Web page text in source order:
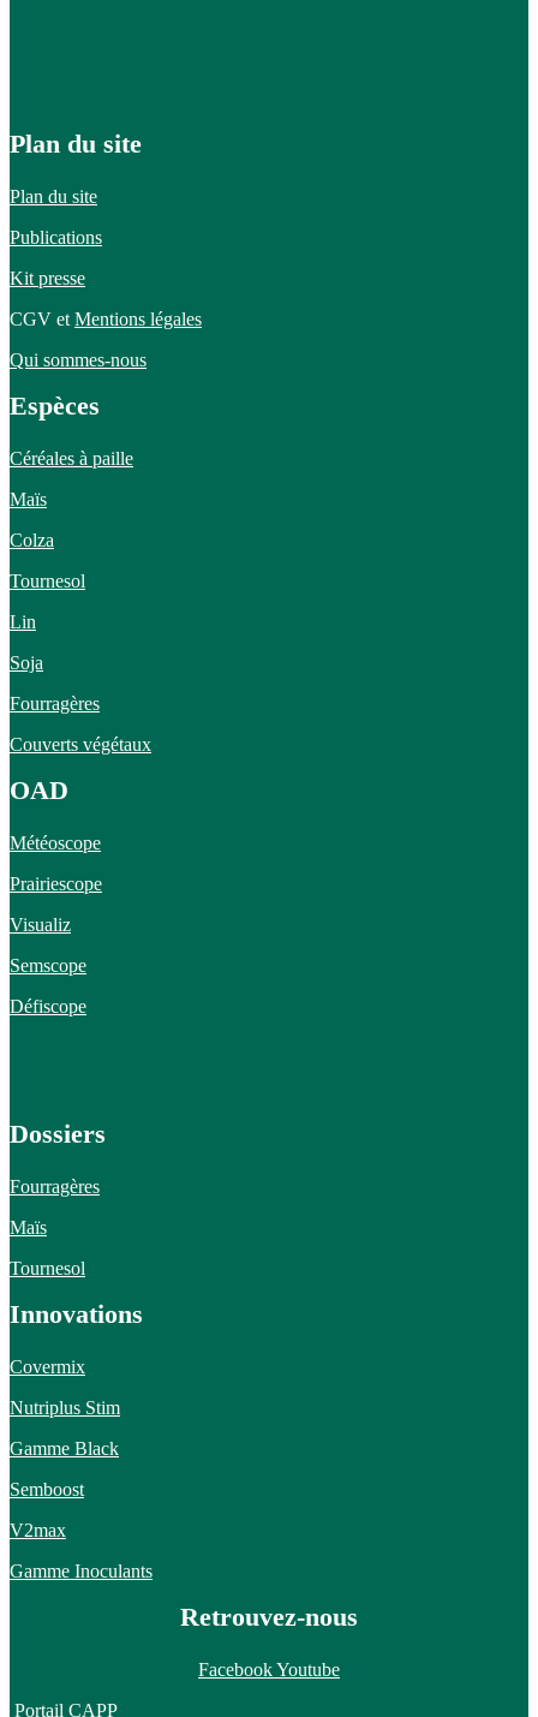
Plan du site
Plan du site
Publications
Kit presse
CGV et Mentions légales
Qui sommes-nous
Espèces
Céréales à paille
Maïs
Colza
Tournesol
Lin
Soja
Fourragères
Couverts végétaux
OAD
Météoscope
Prairiescope
Visualiz
Semscope
Défiscope
Dossiers
Fourragères
Maïs
Tournesol
Innovations
Covermix
Nutriplus Stim
Gamme Black
Semboost
V2max
Gamme Inoculants
Retrouvez-nous
FacebookYoutube
Portail CAPP